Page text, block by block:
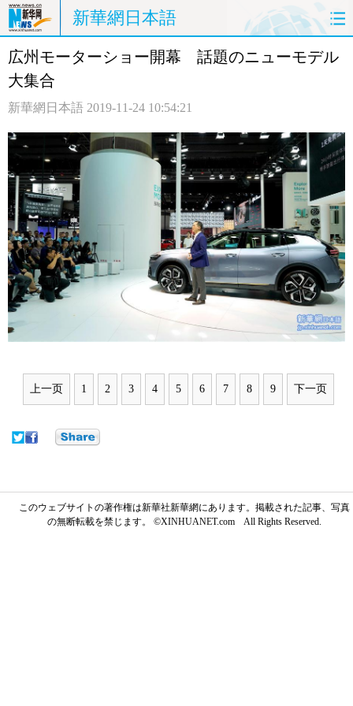
新華網日本語
ホームページ 政治 経済
観光 評論 写真
中日対訳
広州モーターショー開幕 話題のニューモデル
大集合
新華網日本語 2019-11-24 10:54:21
上一页 1 2 3 4 5 6 7 8 9 下一页
このウェブサイトの著作権は新華社新華網にあります。掲載された記事、写真
の無断転載を禁じます。 ©XINHUANET.com All Rights Reserved.